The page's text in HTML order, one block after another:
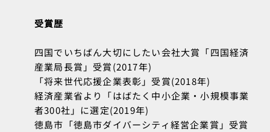
受賞歴
四国でいちばん大切にしたい会社大賞「四国経済
産業局長賞」受賞(2017年)
「将来世代応援企業表彰」受賞(2018年)
経済産業省より「はばたく中小企業・小規模事業
者300社」に選定(2019年)
徳島市「徳島市ダイバーシティ経営企業賞」受賞